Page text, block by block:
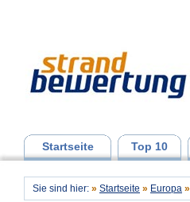
Startseite Top 10
Sie sind hier: » Startseite » Europa »